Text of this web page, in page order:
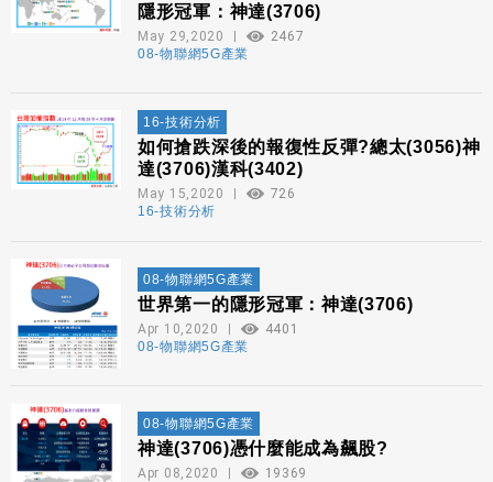
隱形冠軍：神達(3706)
May 29,2020
2467
08-物聯網5G產業
16-技術分析
如何搶跌深後的報復性反彈?總太(3056)神
達(3706)漢科(3402)
May 15,2020
726
16-技術分析
08-物聯網5G產業
世界第一的隱形冠軍：神達(3706)
Apr 10,2020
4401
08-物聯網5G產業
08-物聯網5G產業
神達(3706)憑什麼能成為飆股?
Apr 08,2020
19369